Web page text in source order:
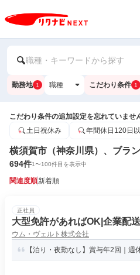
職種・キーワードから探す
勤務地 1 職種 こだわり条件 1
こだわり条件の追加設定を忘れていませ
土日祝休み
年間休日120日
横須賀市（神奈川県）、ブラ
694件1〜100件目を表示中
関連度順新着順
正社員
大型免許があればOK|企業配
ウム・ヴェルト株式会社
【泊り・夜勤なし】賞与年2回｜